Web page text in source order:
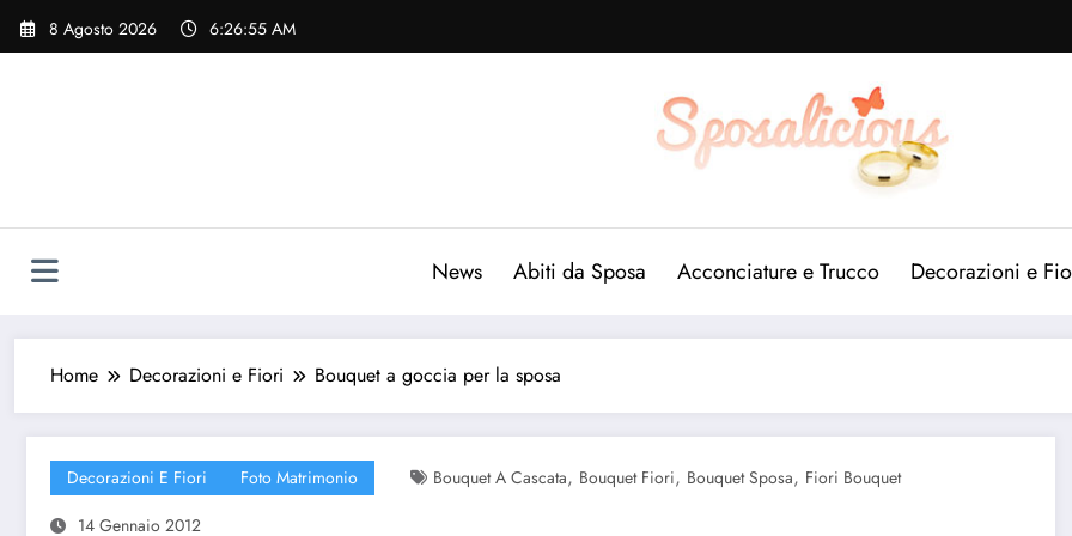
Vai
8 Agosto 2026 6:26:56 AM
News Abiti da Sposa Acconciature e Trucco Decorazioni e
Home Decorazioni e Fiori Bouquet a goccia per la sposa
Decorazioni E Fiori Foto Matrimonio Bouquet A Cascata, Bouquet Fiori, Bouquet Sposa, Fiori Bouquet
14 Gennaio 2012